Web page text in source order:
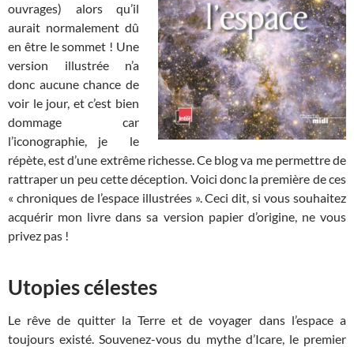
ouvrages) alors qu’il
aurait normalement dû
en être le sommet ! Une
version illustrée n’a
donc aucune chance de
voir le jour, et c’est bien
dommage car
l’iconographie, je le
répète, est d’une extrême richesse. Ce blog va me permettre de
rattraper un peu cette déception. Voici donc la première de ces
« chroniques de l’espace illustrées ». Ceci dit, si vous souhaitez
acquérir mon livre dans sa version papier d’origine, ne vous
privez pas !
Utopies célestes
Le rêve de quitter la Terre et de voyager dans l’espace a
toujours existé. Souvenez-vous du mythe d’Icare, le premier